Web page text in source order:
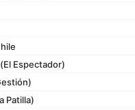
Espectador)
Patilla)